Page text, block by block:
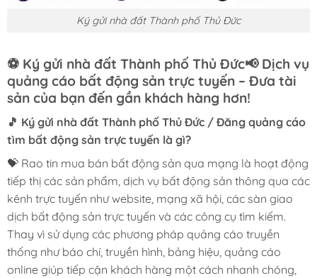
Ký gửi nhà đất Thành phố Thủ Đức
⚽ Ký gửi nhà đất Thành phố Thủ Đức📢 Dịch vụ
quảng cáo bất động sản trực tuyến – Đưa tài
sản của bạn đến gần khách hàng hơn!
🎵 Ký gửi nhà đất Thành phố Thủ Đức / Đăng quảng cáo
tìm bất động sản trực tuyến là gì?
💝 Rao tin mua bán bất động sản qua mạng là hoạt động
tiếp thị các sản phẩm, dịch vụ bất động sản thông qua các
kênh trực tuyến như website, mạng xã hội, các sàn giao
dịch bất động sản trực tuyến và các công cụ tìm kiếm.
Thay vì sử dụng các phương pháp quảng cáo truyền
thống như báo chí, truyền hình, bảng hiệu, quảng cáo
online giúp tiếp cận khách hàng một cách nhanh chóng,